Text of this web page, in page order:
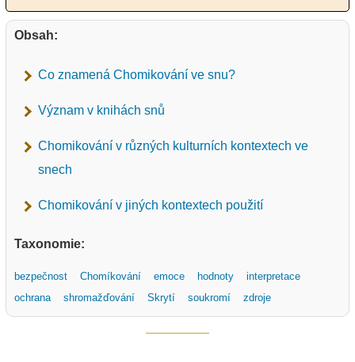
Obsah:
Co znamená Chomikování ve snu?
Význam v knihách snů
Chomikování v různých kulturních kontextech ve
snech
Chomikování v jiných kontextech použití
Taxonomie:
bezpečnost Chomíkování emoce hodnoty
interpretace
ochrana
shromažďování Skrytí soukromí zdroje